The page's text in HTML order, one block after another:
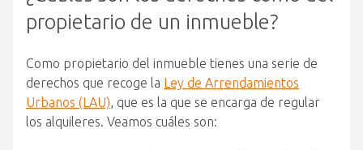
propietario de un inmueble?
Como propietario del inmueble tienes una serie de
derechos que recoge la Ley de Arrendamientos
Urbanos (LAU), que es la que se encarga de regular
los alquileres. Veamos cuáles son: